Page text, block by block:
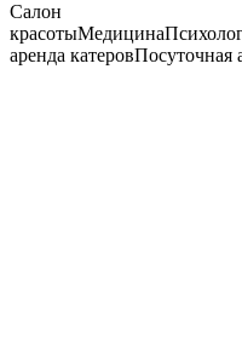
Салон
красотыМедицина
аренда катеровПосуточная